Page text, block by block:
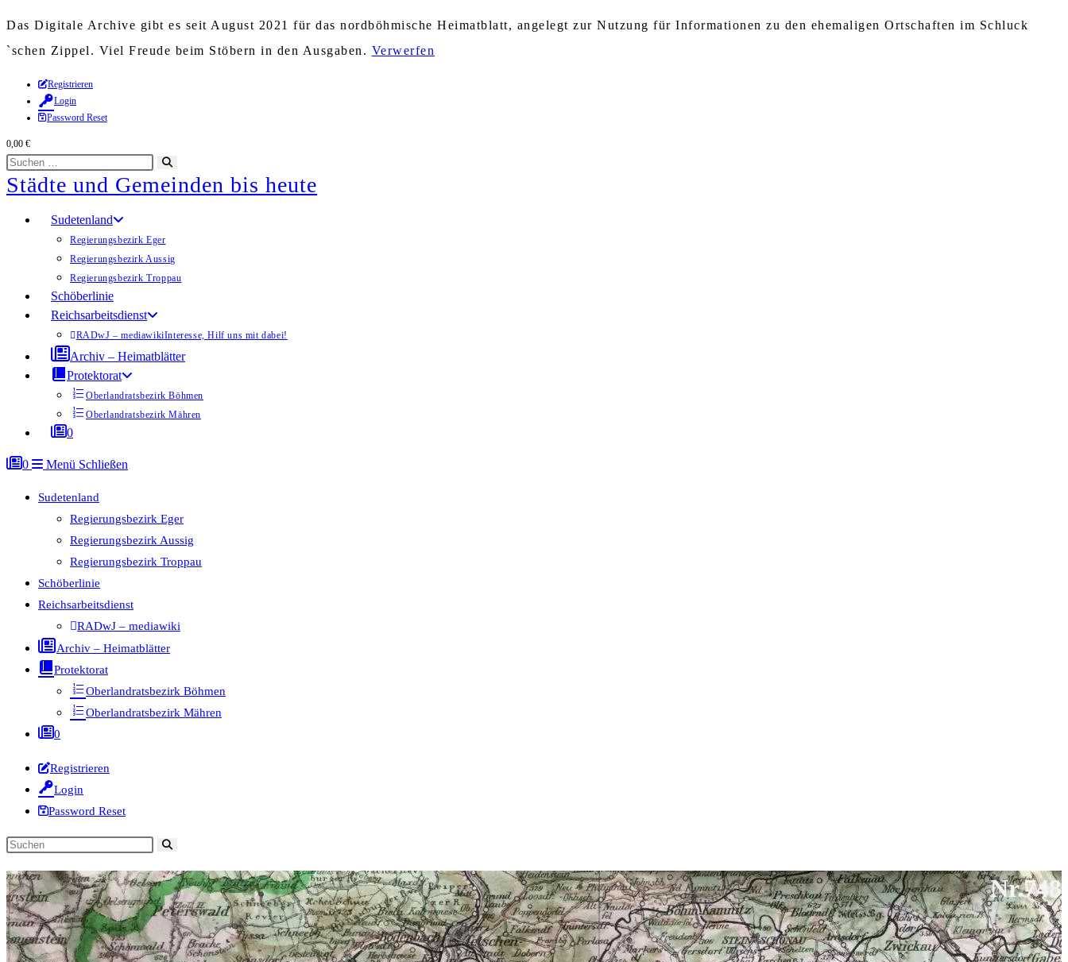
Das Digitale Archive gibt es seit August 2021 für das nordböhmische Heimatblatt, angelegt zur Nutzung für Informationen zu den ehemaligen Ortschaften im Schluck
`schen Zippel. Viel Freude beim Stöbern in den Ausgaben. Verwerfen
Zum
Inhalt
springen
Registrieren
Login
Password Reset
0,00 €
Diese
Website
durchsuchen
starten
Städte und Gemeinden bis heute
Sudetenland
Regierungsbezirk Eger
Regierungsbezirk Aussig
Regierungsbezirk Troppau
Schöberlinie
Reichsarbeitsdienst
RADwJ – mediawikiInteresse, Hilf uns mit dabei!
Archiv – Heimatblätter
Protektorat
Oberlandratsbezirk Böhmen
Oberlandratsbezirk Mähren
0
0 Menü Schließen
Sudetenland
Regierungsbezirk Eger
Regierungsbezirk Aussig
Regierungsbezirk Troppau
Schöberlinie
Reichsarbeitsdienst
RADwJ – mediawiki
Archiv – Heimatblätter
Protektorat
Oberlandratsbezirk Böhmen
Oberlandratsbezirk Mähren
0
Registrieren
Login
Password Reset
Diese
durchsuchen
Nr.748